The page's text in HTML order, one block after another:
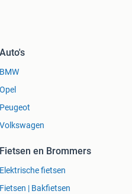
15 kg
- 50 Hz - 270w
wit en Rood
320 m3
Auto's
BMW
Opel
Peugeot
Volkswagen
Fietsen en Brommers
Elektrische fietsen
Fietsen | Bakfietsen